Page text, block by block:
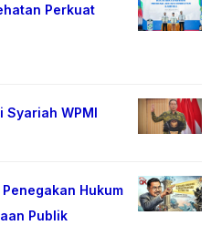
Perkuat
Syariah WPMI
Hukum
Publik